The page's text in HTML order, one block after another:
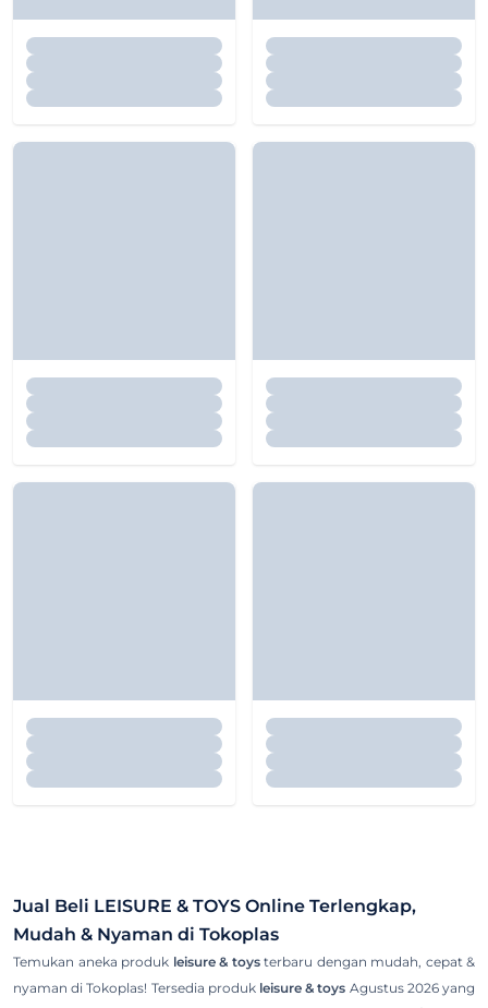
Jual Beli LEISURE & TOYS Online Terlengkap,
Mudah & Nyaman di Tokoplas
Temukan aneka produk leisure & toysterbaru dengan mudah, cepat &
nyaman di Tokoplas! Tersedia produk leisure & toys Agustus 2026 yang